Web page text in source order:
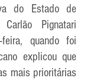
do Estado de
Pignatari
feira, quando foi
explicou que
mais prioritárias